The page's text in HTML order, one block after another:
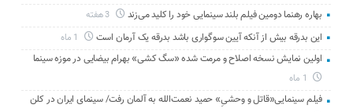
بهاره رهنما دومین فیلم بلند سینمایی خود را کلید می‌زند
این بدرقه بیش از آنکه آیین سوگواری باشد بدرقه یک آرمان است
اولین نمایش نسخه اصلاح و مرمت شده «سگ کشی» بهرام بیضایی در موزه سینما
فیلم سینمایی«قاتل و وحشیِ» حمید نعمت‌الله به آلمان رفت/ سینمای ایران در کلن